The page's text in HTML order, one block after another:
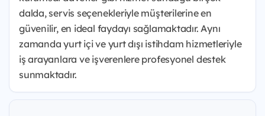
dalda, servis seçenekleriyle müşterilerine en
güvenilir, en ideal faydayı sağlamaktadır. Aynı
zamanda yurt içi ve yurt dışı istihdam hizmetleriyle
iş arayanlara ve işverenlere profesyonel destek
sunmaktadır.